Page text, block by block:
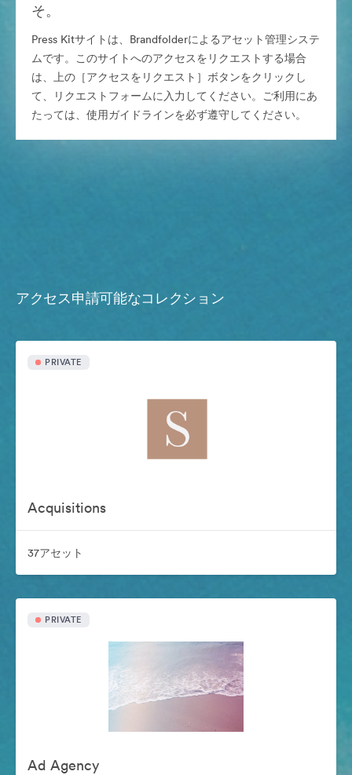
そ。
Press Kitサイトは、Brandfolderによるアセット管理システ
ムです。このサイトへのアクセスをリクエストする場合
は、上の［アクセスをリクエスト］ボタンをクリックし
て、リクエストフォームに入力してください。ご利用にあ
たっては、使用ガイドラインを必ず遵守してください。
アクセス申請可能なコレクション
PRIVATE
Acquisitions
37アセット
PRIVATE
Ad Agency